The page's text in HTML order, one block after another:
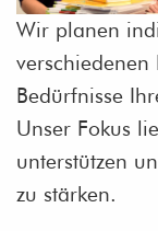
Wir planen
Bedürfnisse
Unser Fokus
unterstützen
zu stärken.